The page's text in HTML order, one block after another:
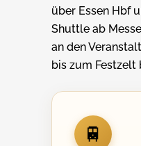
über Essen Hbf
Shuttle ab
an den
bis zum Festzelt
🚆